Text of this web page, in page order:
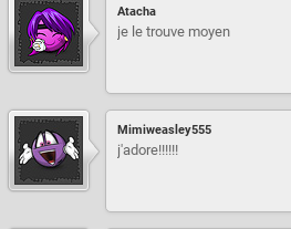
Atacha
je le trouve moyen
Mimiweasley555
j'adore!!!!!!